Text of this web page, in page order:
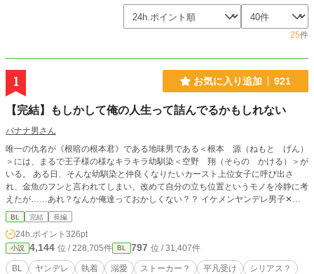
25件
1 お気に入り追加 921
【完結】もしかして俺の人生って詰んでるかもしれない
バナナ男さん
唯一の仇名が《根暗の根本君》である地味男である＜根本 源（ねもと げん）
＞には、まるで王子様の様なキラキラ幼馴染＜空野 翔（そらの かける）＞が
いる。 ある日、そんな幼馴染と仲良くなりたいカースト上位女子に呼び出さ
れ、金魚のフンと言われてしまい、改めて自分の立ち位置というモノを冷静に考
えたが……あれ？なんか俺達っておかしくない？？ イケメンヤンデレ男子✕地
味な平凡男子のちょっとした日常の一コマ話です。
BL 完結 長編
24h.ポイント 326pt
小説 4,144 位 / 228,705件 BL 797 位 / 31,407件
BL ヤンデレ 執着 溺愛 ストーカー？ 平凡受け
シリアス？